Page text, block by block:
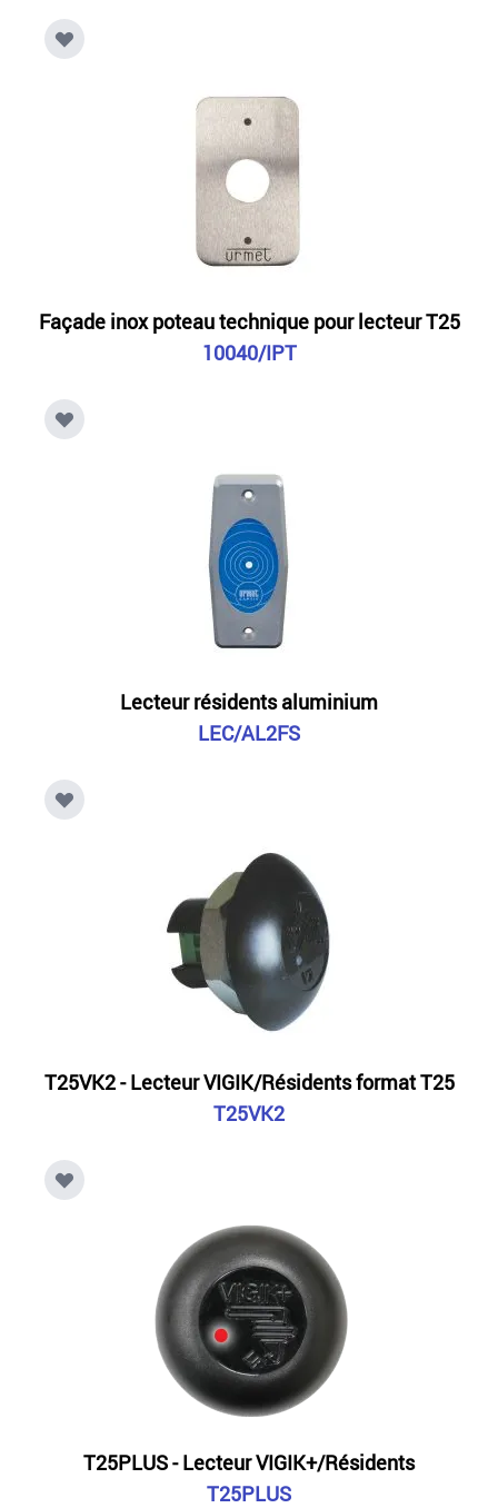
Façade inox poteau technique pour lecteur T25
10040/IPT
Lecteur résidents aluminium
LEC/AL2FS
T25VK2 - Lecteur VIGIK/Résidents format T25
T25VK2
T25PLUS - Lecteur VIGIK+/Résidents
T25PLUS